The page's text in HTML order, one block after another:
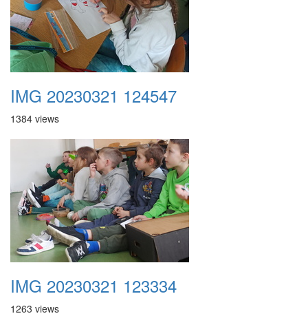
IMG 20230321 124547
1384 views
IMG 20230321 123334
1263 views